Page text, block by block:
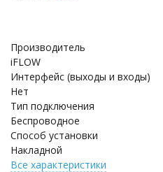
Производитель
iFLOW
Интерфейс (выходы и входы)
Нет
Тип подключения
Беспроводное
Способ установки
Накладной
Все характеристики